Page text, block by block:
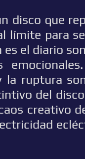
disco que
límite para
el diario
la ruptura
del
creativo